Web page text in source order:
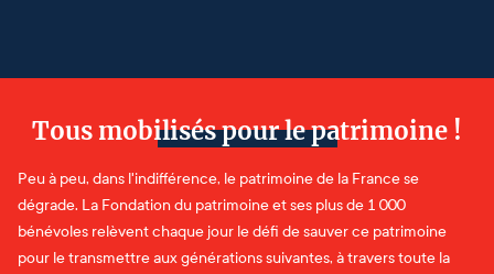
Tous mobilisés pour le patrimoine !
Peu à peu, dans l'indifférence, le patrimoine de la France se
dégrade. La Fondation du patrimoine et ses plus de 1 000
bénévoles relèvent chaque jour le défi de sauver ce patrimoine
pour le transmettre aux générations suivantes, à travers toute la